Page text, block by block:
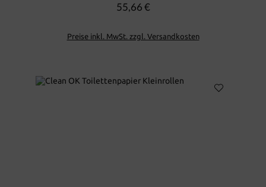
Regulärer Preis:
55,66 €
Preise inkl. MwSt. zzgl. Versandkosten